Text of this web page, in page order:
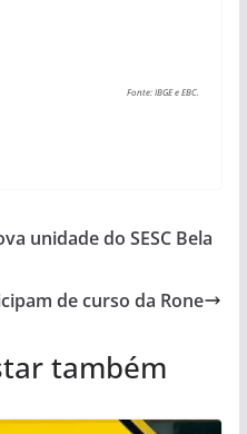
Fonte: IBGE e EBC.
unidade do SESC Bela
de curso da Rone
também